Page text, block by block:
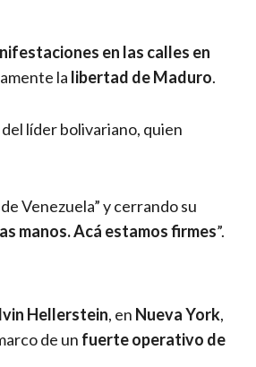
en las calles en
la libertad de Maduro.
del líder bolivariano, quien
Venezuela” y cerrando su
manos. Acá estamos firmes”.
Hellerstein, en Nueva York,
de un fuerte operativo de